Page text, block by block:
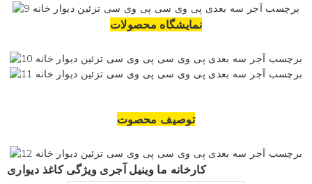
نمایشگاه محصولات
توصیف محصوت
کارخانه ما وینیل آجری ویژگی کاغذ دیواری